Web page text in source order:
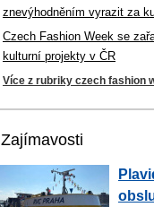
znevýhodněním vyrazit za
Czech Fashion Week se
kulturní projekty v ČR
Více z rubriky czech fashion
Zajímavosti